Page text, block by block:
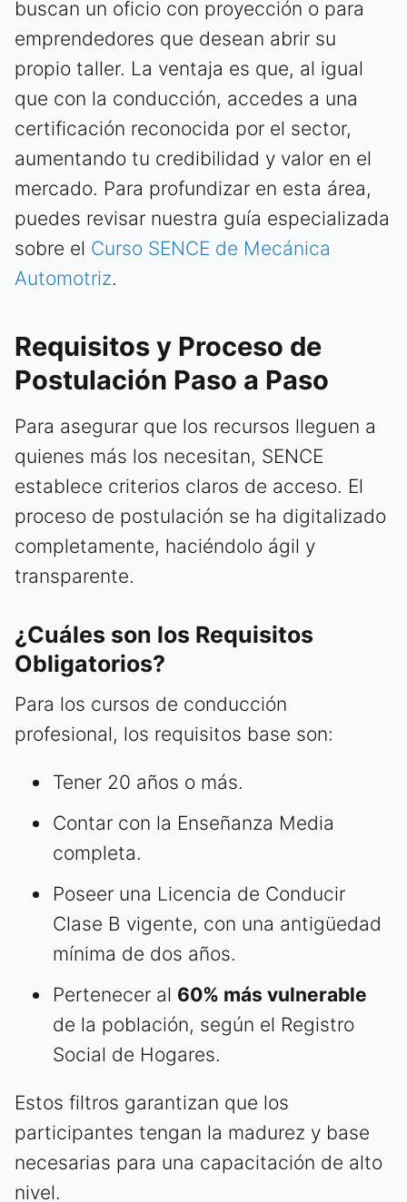
buscan un oficio con proyección o para
emprendedores que desean abrir su
propio taller. La ventaja es que, al igual
que con la conducción, accedes a una
certificación reconocida por el sector,
aumentando tu credibilidad y valor en el
mercado. Para profundizar en esta área,
puedes revisar nuestra guía especializada
sobre el Curso SENCE de Mecánica
Automotriz.
Requisitos y Proceso de
Postulación Paso a Paso
Para asegurar que los recursos lleguen a
quienes más los necesitan, SENCE
establece criterios claros de acceso. El
proceso de postulación se ha digitalizado
completamente, haciéndolo ágil y
transparente.
¿Cuáles son los Requisitos
Obligatorios?
Para los cursos de conducción
profesional, los requisitos base son:
Tener 20 años o más.
Contar con la Enseñanza Media
completa.
Poseer una Licencia de Conducir
Clase B vigente, con una antigüedad
mínima de dos años.
Pertenecer al 60% más vulnerable
de la población, según el Registro
Social de Hogares.
Estos filtros garantizan que los
participantes tengan la madurez y base
necesarias para una capacitación de alto
nivel.